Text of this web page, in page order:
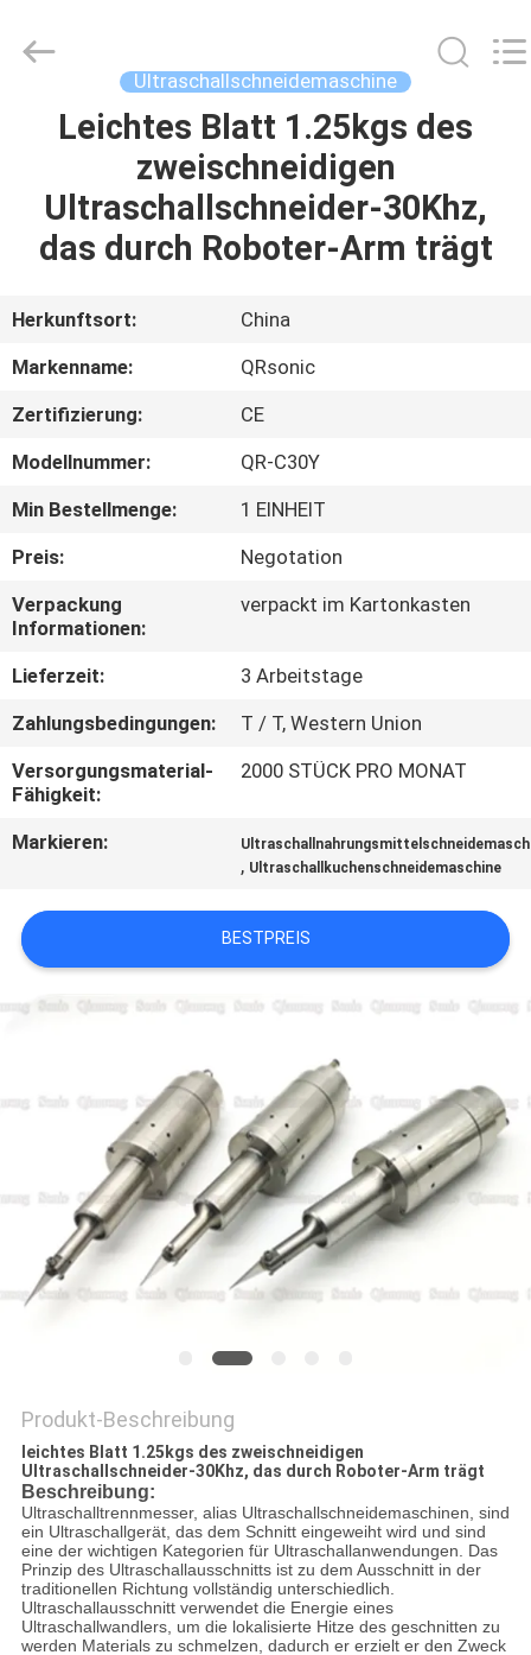
HEIM
PRODUKTE
UNS
QUALITÄTSKONTROLLE
KONTAKTIEREN
SIE
UNS
RECHTSSACHEN
ANGEBOT
SITEMAP
Co.,Ltd.
Ultraschallschneidemaschine
Leichtes Blatt 1.25kgs des
zweischneidigen
Ultraschallschneider-30Khz,
das durch Roboter-Arm trägt
Herkunftsort:
China
Markenname:
QRsonic
Zertifizierung:
CE
Modellnummer:
QR-C30Y
Min Bestellmenge:
1 EINHEIT
Preis:
Negotation
Verpackung
Informationen:
verpackt im Kartonkasten
Lieferzeit:
3 Arbeitstage
Zahlungsbedingungen:
T / T, Western Union
Versorgungsmaterial-
Fähigkeit:
2000 STÜCK PRO MONAT
Markieren:
, Ultraschallkuchenschneidemaschine
BESTPREIS
Produkt-Beschreibung
leichtes Blatt 1.25kgs des zweischneidigen
Ultraschallschneider-30Khz, das durch Roboter-Arm trägt
Beschreibung:
Ultraschalltrennmesser, alias Ultraschallschneidemaschinen, sind
ein Ultraschallgerät, das dem Schnitt eingeweiht wird und sind
eine der wichtigen Kategorien für Ultraschallanwendungen. Das
Prinzip des Ultraschallausschnitts ist zu dem Ausschnitt in der
traditionellen Richtung vollständig unterschiedlich.
Ultraschallausschnitt verwendet die Energie eines
Ultraschallwandlers, um die lokalisierte Hitze des geschnitten zu
werden Materials zu schmelzen, dadurch er erzielt er den Zweck